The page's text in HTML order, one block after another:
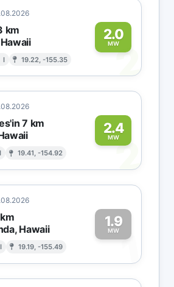
km
I 19.22, -155.35
2.0
MW2
7 km
19.41, -154.92
2.4
MW2
Hawaii
I 19.19, -155.49
1.9
MW1